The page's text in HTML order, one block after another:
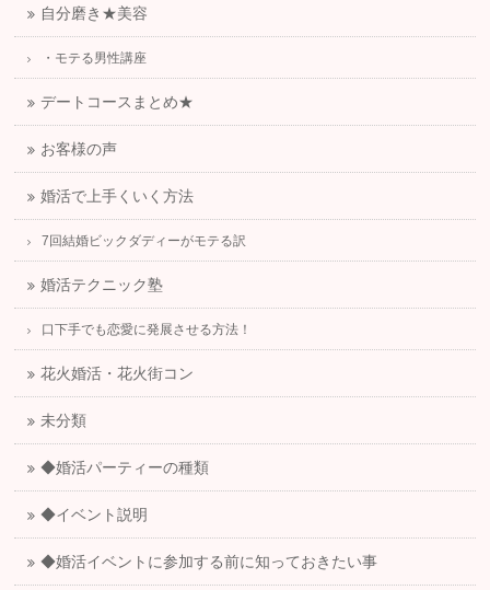
自分磨き★美容
・モテる男性講座
デートコースまとめ★
お客様の声
婚活で上手くいく方法
7回結婚ビックダディーがモテる訳
婚活テクニック塾
口下手でも恋愛に発展させる方法！
花火婚活・花火街コン
未分類
◆婚活パーティーの種類
◆イベント説明
◆婚活イベントに参加する前に知っておきたい事